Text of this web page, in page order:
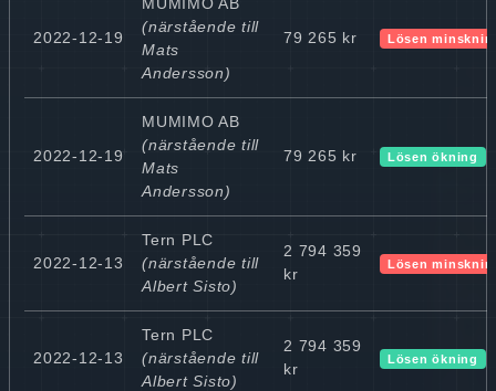
2022-12-19
(närstående till
Mats
Andersson)
79 265 kr Lösen
2022-12-19
MUMIMO AB
(närstående till
Mats
Andersson)
79 265 kr Lösen ökning
2022-12-13
Tern PLC
(närstående till
Albert Sisto)
2 794 359
kr
Lösen
2022-12-13
Tern PLC
(närstående till
Albert Sisto)
2 794 359
kr
Lösen ökning